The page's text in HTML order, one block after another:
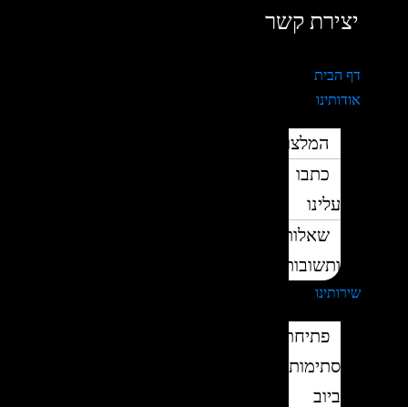
יצירת קשר
דף הבית
אודותינו
המלצות
כתבו
עלינו
שאלות
ותשובות
שירותינו
פתיחת
סתימות
ביוב